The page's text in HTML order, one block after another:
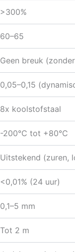
>300%
60–65
Geen breuk
0,05–0,15
8x koolstofstaal
-200°C tot +80°C
Uitstekend (zuren,
<0,01% (24 uur)
0,1–5 mm
Tot 2 m